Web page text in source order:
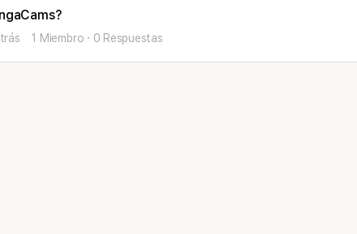
1 Miembro · 0 Respuestas